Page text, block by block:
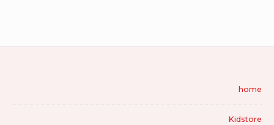
home
Kidstore